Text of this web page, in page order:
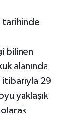
tarihinde
bilinen
alanında
itibarıyla 29
yaklaşık